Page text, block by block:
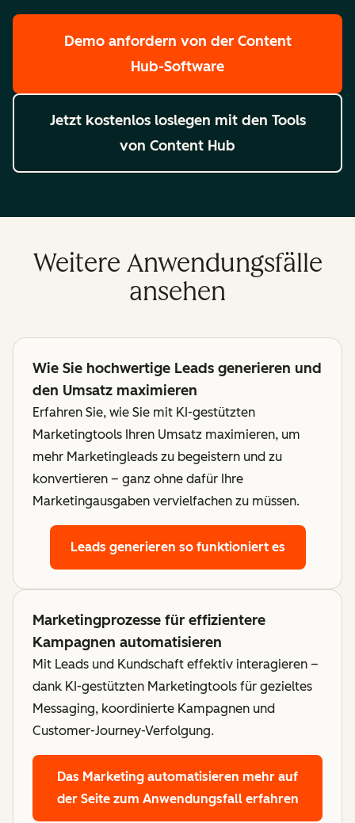
Demo anfordern von der Content
Hub-Software
Jetzt kostenlos loslegen mit den Tools
von Content Hub
Weitere Anwendungsfälle
ansehen
Wie Sie hochwertige Leads generieren und
den Umsatz maximieren
Erfahren Sie, wie Sie mit KI-gestützten
Marketingtools Ihren Umsatz maximieren, um
mehr Marketingleads zu begeistern und zu
konvertieren – ganz ohne dafür Ihre
Marketingausgaben vervielfachen zu müssen.
Leads generieren so funktioniert es
Marketingprozesse für effizientere
Kampagnen automatisieren
Mit Leads und Kundschaft effektiv interagieren –
dank KI-gestützten Marketingtools für gezieltes
Messaging, koordinierte Kampagnen und
Customer-Journey-Verfolgung.
Das Marketing automatisieren mehr auf
der Seite zum Anwendungsfall erfahren